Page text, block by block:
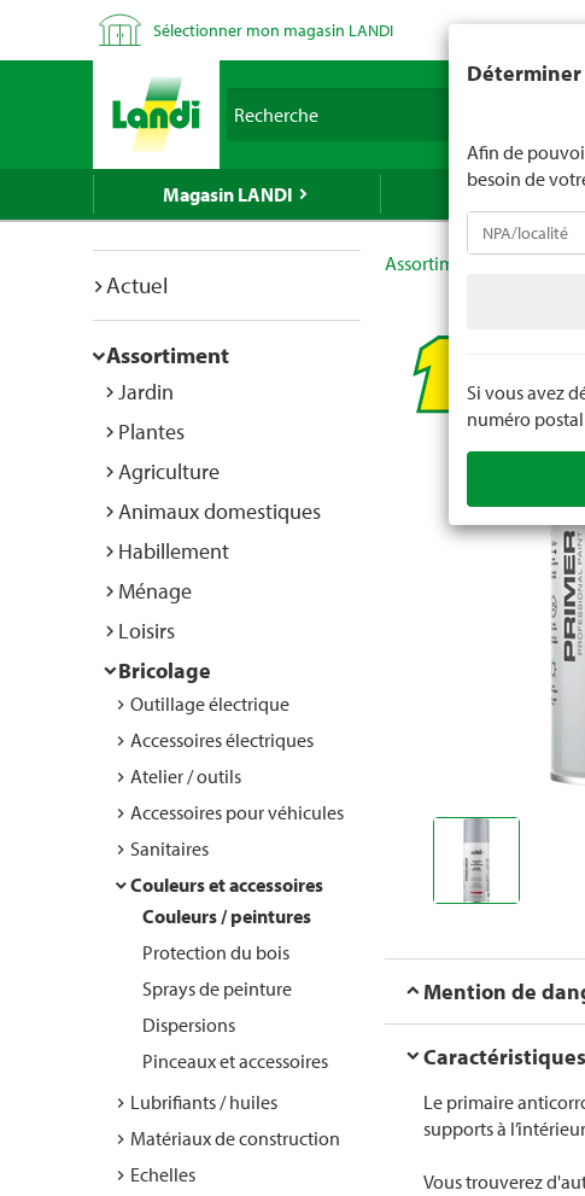
Sélectionner mon magasin LANDI
Magasin LANDI
Actuel
Assortiment
Jardin
Plantes
Agriculture
Animaux domestiques
Habillement
Ménage
Loisirs
Bricolage
Outillage électrique
Accessoires électriques
Atelier / outils
Accessoires pour véhicules
Sanitaires
Couleurs et accessoires
Couleurs / peintures
Protection du bois
Sprays de peinture
Dispersions
Pinceaux et accessoires
Lubrifiants / huiles
Matériaux de construction
Echelles
Assortiment
Mention de
Le primaire
supports à
Vous trouverez
Afin de
besoin de
Si vous avez
numéro
LANDI ne